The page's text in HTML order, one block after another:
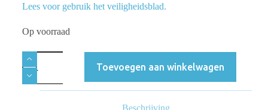
Lees voor gebruik het veiligheidsblad.
Op voorraad
Toevoegen aan winkelwagen